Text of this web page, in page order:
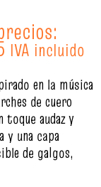
IVA incluido
en la música
de cuero
audaz y
una capa
de galgos,